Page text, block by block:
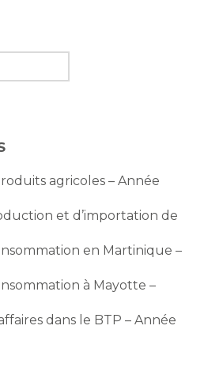
agricoles – Année
et d’importation de
en Martinique –
à Mayotte –
dans le BTP – Année